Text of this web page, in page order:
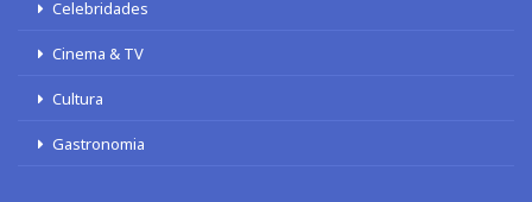
Celebridades
Cinema & TV
Cultura
Gastronomia